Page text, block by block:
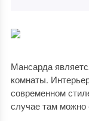
Мансарда
комнаты.
современном
случае там